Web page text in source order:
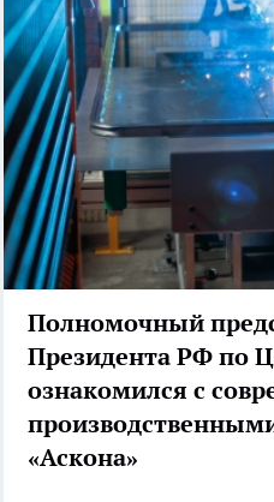
Полномочный
Президента РФ по
ознакомился с
«Аскона»